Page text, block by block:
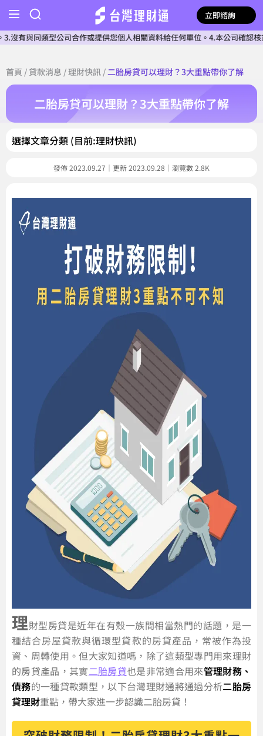
立即諮詢
公司合作或提供您個人相關資料給任何單位。4.本公司確認核貸前不會
首頁 / 貸款消息 /理財快訊 /二胎房貸可以理財？3大重點帶你了解
二胎房貸可以理財？3大重點帶你了解
選擇文章分類 (目前:理財快訊)
發佈 2023.09.27｜更新 2023.09.28｜瀏覽數 2.8K
理財型房貸是近年在有殼一族間相當熱門的話題，是一
種結合房屋貸款與循環型貸款的房貸產品，常被作為投
資、周轉使用。但大家知道嗎，除了這類型專門用來理財
的房貸產品，其實二胎房貸也是非常適合用來管理財務、
債務的一種貸款類型，以下台灣理財通將通過分析二胎房
貸理財重點，帶大家進一步認識二胎房貸！